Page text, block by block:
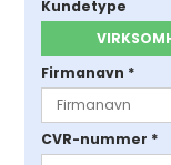
Kundetype
Firmanavn *
CVR-nummer *